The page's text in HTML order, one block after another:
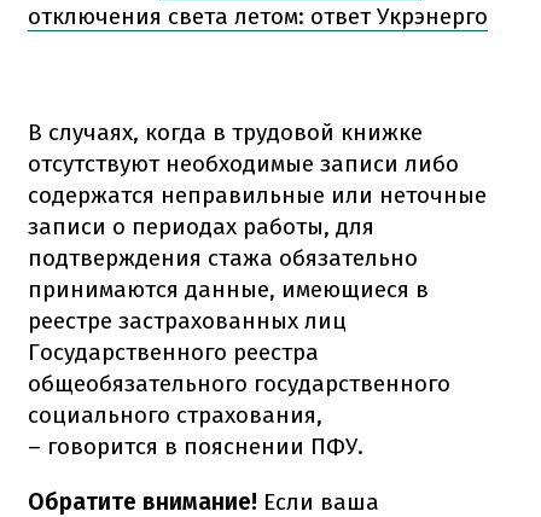
отключения света летом: ответ Укрэнерго
В случаях, когда в трудовой книжке
отсутствуют необходимые записи либо
содержатся неправильные или неточные
записи о периодах работы, для
подтверждения стажа обязательно
принимаются данные, имеющиеся в
реестре застрахованных лиц
Государственного реестра
общеобязательного государственного
социального страхования,
– говорится в пояснении ПФУ.
Обратите внимание! Если ваша